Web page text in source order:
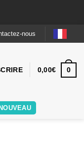
nous
0,00€ 0
NOUVEAU